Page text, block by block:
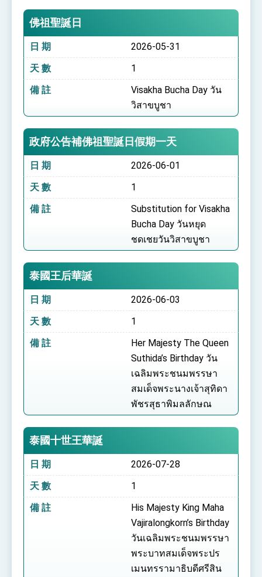
佛祖聖誕日
日 期
2026-05-31
天 數
1
備 註
Visakha Bucha Day วัน
วิสาขบูชา
政府公告補佛祖聖誕日假期一天
日 期
2026-06-01
天 數
1
備 註
Substitution for Visakha
Bucha Day วันหยุด
ชดเชยวันวิสาขบูชา
泰國王后華誕
日 期
2026-06-03
天 數
1
備 註
Her Majesty The Queen
Suthida’s Birthday วัน
เฉลิมพระชนมพรรษา
สมเด็จพระนางเจ้าสุทิดา
พัชรสุธาพิมลลักษณ
泰國十世王華誕
日 期
2026-07-28
天 數
1
備 註
His Majesty King Maha
Vajiralongkorn’s Birthday
วันเฉลิมพระชนมพรรษา
พระบาทสมเด็จพระปร
เมนทรรามาธิบดีศรีสิน